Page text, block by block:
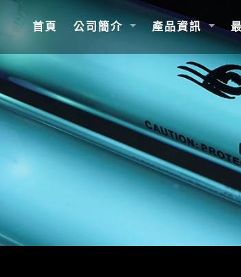
首頁 (current)
公司簡介 產品資訊